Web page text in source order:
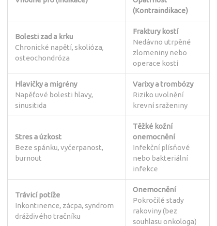
(Kontraindikace)
Bolesti zad a krku
Chronické napětí, skolióza,
osteochondróza
Fraktury kostí
Nedávno utrpěné
zlomeniny nebo
operace kostí
Hlavičky a migrény
Napěťové bolesti hlavy,
sinusitida
Varixy a trombózy
Riziko uvolnění
krevní sraženiny
Stres a úzkost
Beze spánku, vyčerpanost,
burnout
Těžké kožní
onemocnění
Infekční plísňové
nebo bakteriální
infekce
Trávicí potíže
Inkontinence, zácpa, syndrom
dráždivého tračníku
Onemocnění
Pokročilé stady
rakoviny (bez
souhlasu onkologa)